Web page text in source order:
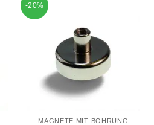
-20%
MAGNETE MIT BOHRUNG